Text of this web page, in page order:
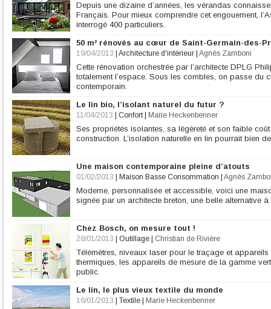
Depuis une dizaine d’années, les vérandas
Français. Pour mieux comprendre cet engouement,
interrogé 400 particuliers.
50 m² rénovés au cœur de Saint-Germain-des-
19/04/2013 Architecture d'intérieur Agnès Zamboni
Cette rénovation orchestrée par l’architecte DPLG
totalement l’espace. Sous les combles, on passe du
contemporain.
Le lin bio, l’isolant naturel du futur ?
11/04/2013 Confort| Marie Heckenbenner
Ses propriétés isolantes, sa légèreté et son faible
construction. L’isolation naturelle en lin pourrait bien
Une maison contemporaine pleine d’atouts
01/02/2013 Maison Basse Consommation Agnès
Moderne, personnalisée et accessible, voici une
signée par un architecte breton, une belle alternative
Chez Bosch, on mesure tout !
28/01/2013 Outillage Christian de Rivière
Télémètres, niveaux laser pour le traçage et
thermiques, les appareils de mesure de la gamme
public.
Le lin, le plus vieux textile du monde
16/01/2013 Textile Marie Heckenbenner